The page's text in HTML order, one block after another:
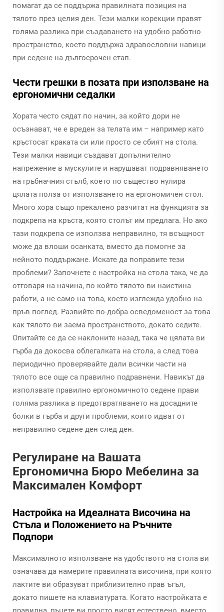
помагат да се поддържа правилната позиция на
тялото през целия ден. Тези малки корекции правят
голяма разлика при създаването на удобно работно
пространство, което поддържа здравословни навици
при седене на дългосрочен етап.
Чести грешки в позата при използване на
ергономични седалки
Хората често сядат по начин, за който дори не
осъзнават, че е вреден за телата им – например като
кръстосат краката си или просто се сбият на стола.
Тези малки навици създават допълнително
напрежение в мускулите и нарушават подравняването
на гръбначния стълб, което по същество нулира
цялата полза от използването на ергономичен стол.
Много хора също прекалено разчитат на функцията за
подкрепа на кръста, която столът им предлага. Но ако
тази подкрепа се използва неправилно, тя всъщност
може да влоши осанката, вместо да помогне за
нейното поддържане. Искате да поправите тези
проблеми? Започнете с настройка на стола така, че да
отговаря на начина, по който тялото ви наистина
работи, а не само на това, което изглежда удобно на
пръв поглед. Развийте по-добра осведоменост за това
как тялото ви заема пространството, докато седите.
Опитайте се да се наклоните назад, така че цялата ви
гърба да докосва облегалката на стола, а след това
периодично проверявайте дали всички части на
тялото все още са правилно подравнени. Навикът да
използвате правилно ергономичното седене прави
голяма разлика в предотвратяването на досадните
болки в гърба и други проблеми, които идват от
неправилно седене ден след ден.
Регулиране на Вашата
Ергономична Бюро Мебелина за
Максимален Комфорт
Настройка на Идеалната Височина на
Стъла и Положението на Ръчните
Подпори
Максималното използване на удобството на стола ви
означава да намерите правилната височина, при която
лактите ви образуват приблизително прав ъгъл,
докато пишете на клавиатурата. Когато настройката е